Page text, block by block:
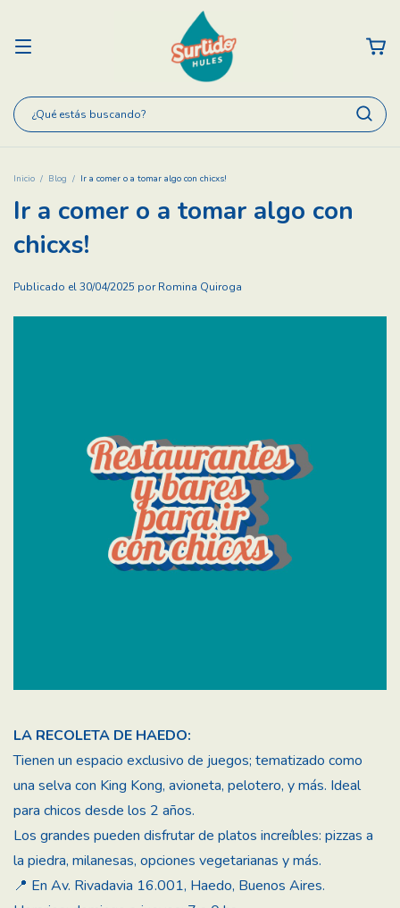
Inicio / Blog / Ir a comer o a tomar algo con chicxs!
Ir a comer o a tomar algo con
chicxs!
Publicado el 30/04/2025 por Romina Quiroga
LA RECOLETA DE HAEDO:
Tienen un espacio exclusivo de juegos; tematizado como
una selva con King Kong, avioneta, pelotero, y más. Ideal
para chicos desde los 2 años.
Los grandes pueden disfrutar de platos increíbles: pizzas a
la piedra, milanesas, opciones vegetarianas y más.
📍 En Av. Rivadavia 16.001, Haedo, Buenos Aires.